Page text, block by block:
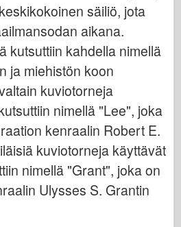
säiliö, jota
aikana.
kutsuttiin kahdella nimellä
ja miehistön koon
kuviotorneja
nimellä "Lee", joka
kenraalin Robert E.
kuviotorneja käyttävät
nimellä "Grant", joka on
Ulysses S. Grantin